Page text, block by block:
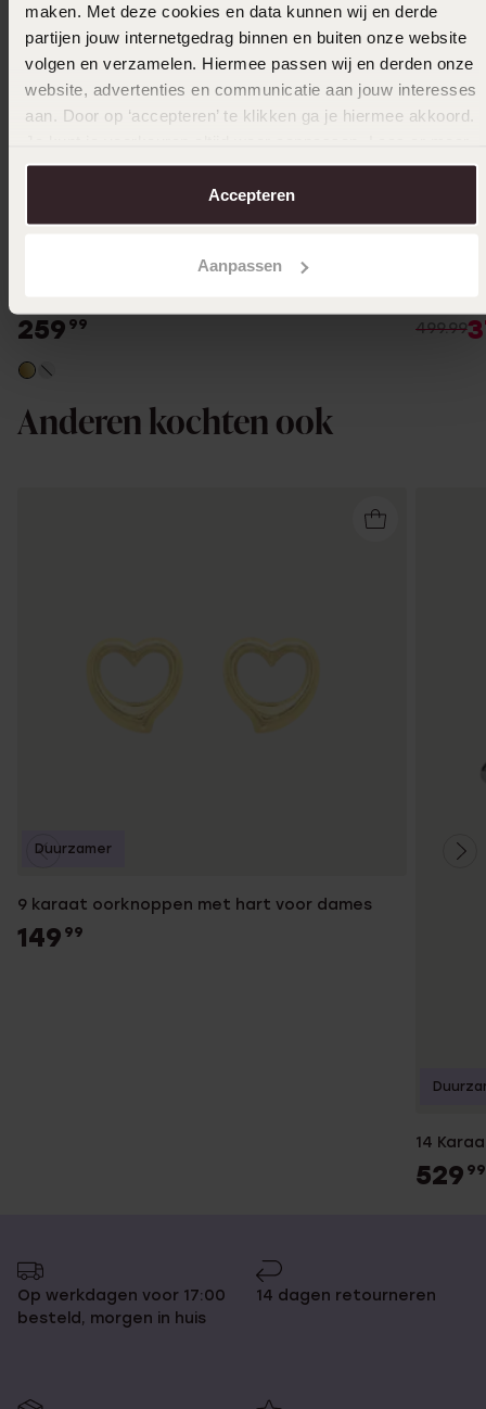
maken. Met deze cookies en data kunnen wij en derde
partijen jouw internetgedrag binnen en buiten onze website
volgen en verzamelen. Hiermee passen wij en derden onze
website, advertenties en communicatie aan jouw interesses
aan. Door op ‘accepteren’ te klikken ga je hiermee akkoord.
over in onscookiebeleid.
Accepteren
Aanpassen
14 karaat geelgouden ring met 5 zirkonia
259 99
499.99
Anderen kochten ook
9 karaat oorknoppen met hart voor dames
149 99
Duurzamer
14
529 99
Op werkdagen voor 17:00
besteld, morgen in huis
14 dagen retourneren